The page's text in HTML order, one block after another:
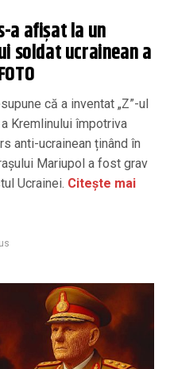
a afișat la un
soldat ucrainean a
că a inventat „Z”-ul
Kremlinului împotriva
anti-ucrainean ținând în
Mariupol a fost grav
Ucrainei. Citește mai